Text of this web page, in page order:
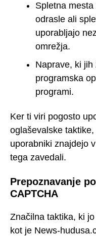
Spletna
odrasle ali
uporabljajo
omrežja.
Naprave, ki
programska
programi.
Ker ti viri pogosto
oglaševalske
uporabniki znajdejo
tega zavedali.
Prepoznavanje
CAPTCHA
Značilna taktika, ki
kot je News-